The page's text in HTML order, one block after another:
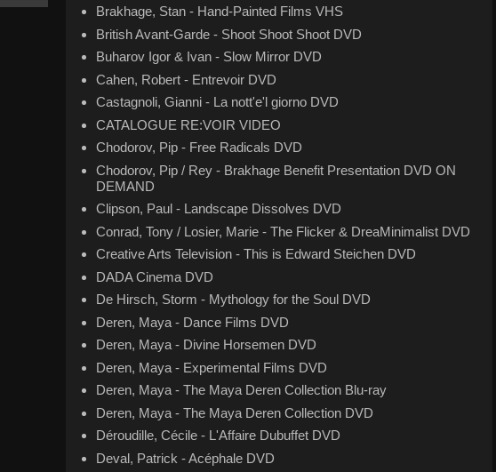
Brakhage, Stan - Hand-Painted Films VHS
British Avant-Garde - Shoot Shoot Shoot DVD
Buharov Igor & Ivan - Slow Mirror DVD
Cahen, Robert - Entrevoir DVD
Castagnoli, Gianni - La nott'e'l giorno DVD
CATALOGUE RE:VOIR VIDEO
Chodorov, Pip - Free Radicals DVD
Chodorov, Pip / Rey - Brakhage Benefit Presentation DVD ON
DEMAND
Clipson, Paul - Landscape Dissolves DVD
Conrad, Tony / Losier, Marie - The Flicker & DreaMinimalist DVD
Creative Arts Television - This is Edward Steichen DVD
DADA Cinema DVD
De Hirsch, Storm - Mythology for the Soul DVD
Deren, Maya - Dance Films DVD
Deren, Maya - Divine Horsemen DVD
Deren, Maya - Experimental Films DVD
Deren, Maya - The Maya Deren Collection Blu-ray
Deren, Maya - The Maya Deren Collection DVD
Déroudille, Cécile - L'Affaire Dubuffet DVD
Deval, Patrick - Acéphale DVD